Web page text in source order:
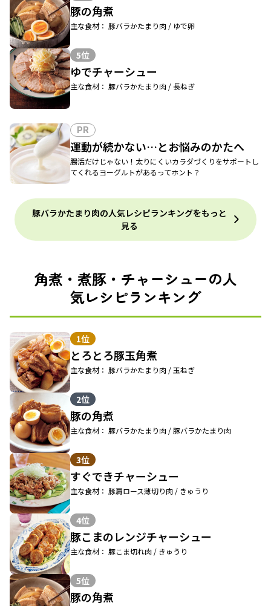
豚の角煮
主な食材： 豚バラかたまり肉 / ゆで卵
5位
ゆでチャーシュー
主な食材： 豚バラかたまり肉 / 長ねぎ
PR
運動が続かない…とお悩みのかたへ
腸活だけじゃない！太りにくいカラダづくりをサポートし
てくれるヨーグルトがあるってホント？
豚バラかたまり肉の人気レシピランキングをもっと
見る
角煮・煮豚・チャーシューの人
気レシピランキング
1位
とろとろ豚玉角煮
主な食材： 豚バラかたまり肉 / 玉ねぎ
2位
豚の角煮
主な食材： 豚バラかたまり肉 / 豚バラかたまり肉
3位
すぐできチャーシュー
主な食材： 豚肩ロース薄切り肉 / きゅうり
4位
豚こまのレンジチャーシュー
主な食材： 豚こま切れ肉 / きゅうり
5位
豚の角煮